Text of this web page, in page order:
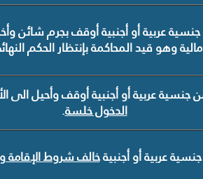
بجرم شائن
مالية وهو قيد المحاكمة بإنتظار الحكم
الدخول خلسة.
خالف شروط الإقامة